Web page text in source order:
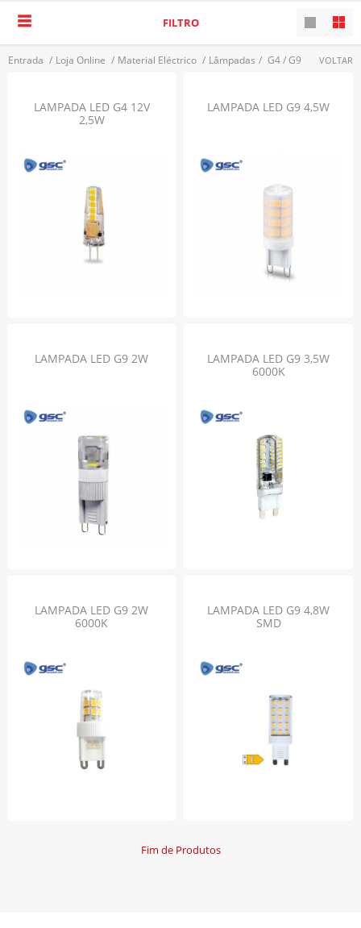
Entrada / Loja Online / Material Eléctrico / Lâmpadas / G4 / G9 VOLTAR
FILTRO
LAMPADA LED G4 12V
2,5W
LAMPADA LED G9 4,5W
LAMPADA LED G9 2W
LAMPADA LED G9 3,5W
6000K
LAMPADA LED G9 2W
6000K
LAMPADA LED G9 4,8W
SMD
Fim de Produtos